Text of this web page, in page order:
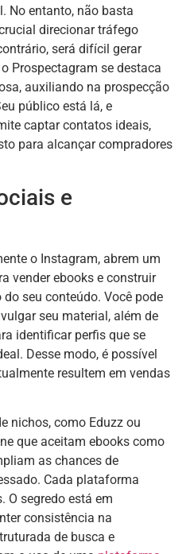
No entanto, não basta
direcionar tráfego
será difícil gerar
Prospectagram se destaca
auxiliando na prospecção
público está lá, e
captar contatos ideais,
para alcançar compradores
e
o Instagram, abrem um
vender ebooks e construir
seu conteúdo. Você pode
seu material, além de
identificar perfis que se
Desse modo, é possível
resultem em vendas
nichos, como Eduzz ou
que aceitam ebooks como
as chances de
Cada plataforma
O segredo está em
consistência na
de busca e